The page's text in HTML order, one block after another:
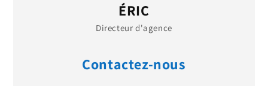
ÉRIC
Directeur d'agence
Contactez-nous